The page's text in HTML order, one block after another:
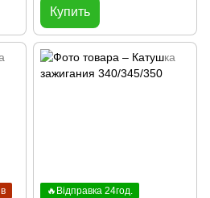
Купить
🔥Відправка 24год.